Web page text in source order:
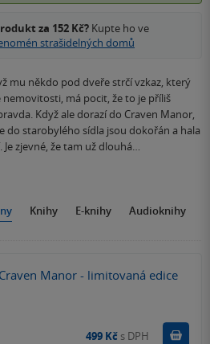
za 152 Kč? Kupte ho ve
strašidelných domů
mu někdo pod dveře strčí vzkaz, který
má pocit, že to je příliš
Když ale dorazí do Craven Manor,
do starobylého sídla jsou dokořán a hala
zjevné, že tam už dlouhá…
Knihy E-knihy Audioknihy
Manor - limitovaná edice
499 Kč s DPH